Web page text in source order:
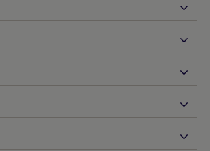
la interfaz de programación de
socios